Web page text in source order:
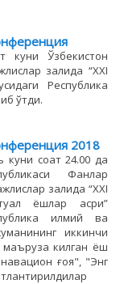
куни Ўзбекистон
залида “XXI
Республика
ўтди.
2018
куни соат 24.00 да
Фанлар
залида “XXI
ёшлар асри”
илмий ва
иккинчи
килган ёш
ғоя", "Энг